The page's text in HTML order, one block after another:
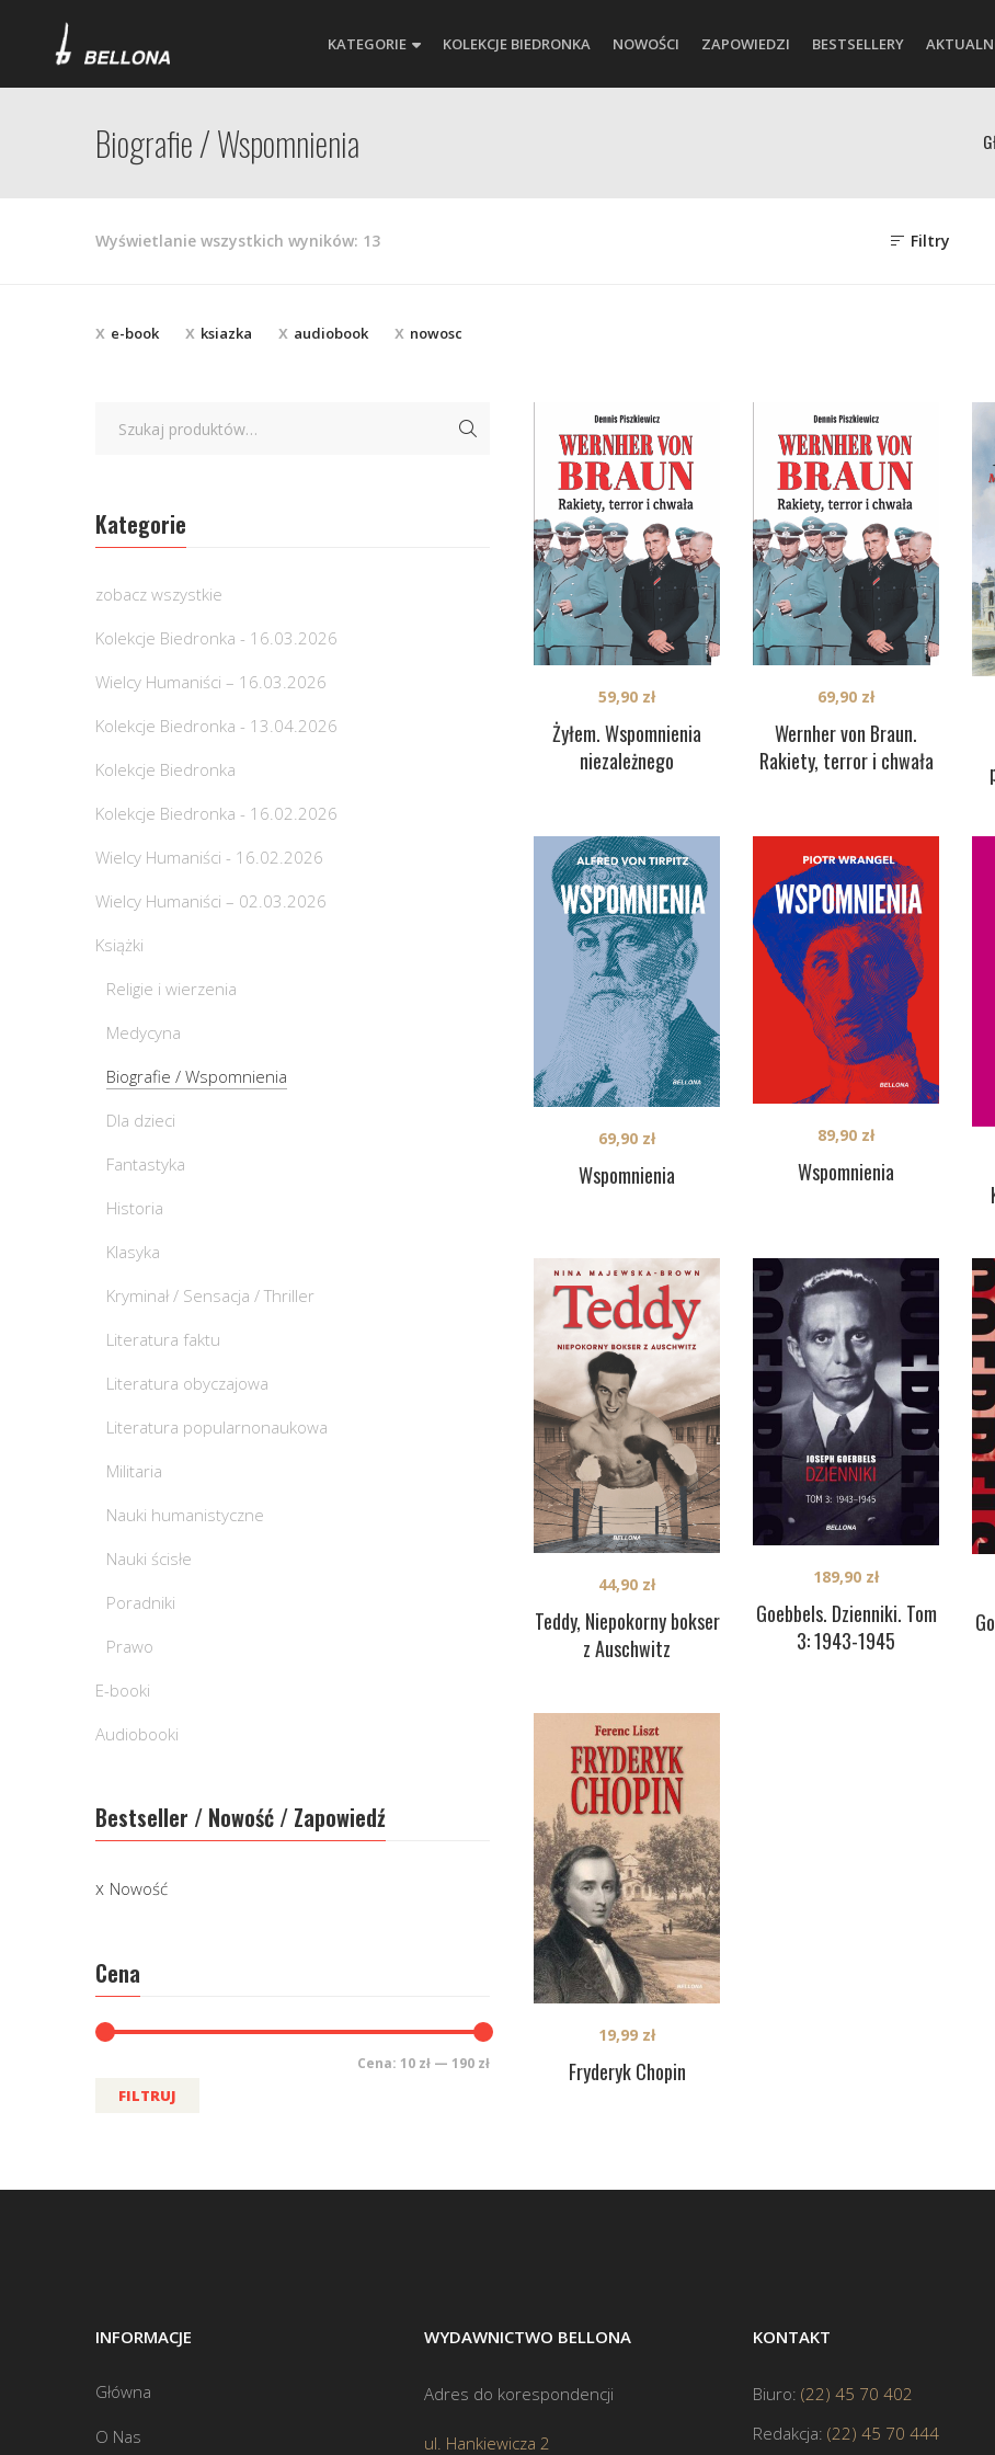
KATEGORIE KOLEKCJE BIEDRONKA NOWOŚCI ZAPOWIEDZI BESTSELLERY
Biografie / Wspomnienia
Wyświetlanie wszystkich wyników: 13Posortowane
Filtry
e-book ksiazka audiobook nowosc
Żyłem. Wspomnienia
niezależnego
59,90 zł
Wernher von Braun.
Rakiety, terror i chwała
69,90 zł
Wspomnienia
69,90 zł
Wspomnienia
89,90 zł
Teddy, Niepokorny bokser
z Auschwitz
44,90 zł
Goebbels. Dzienniki. Tom
3: 1943-1945
189,90 zł
Fryderyk Chopin
19,99 zł
Kategorie
zobacz wszystkie
Kolekcje Biedronka - 16.03.2026
Wielcy Humaniści – 16.03.2026
Kolekcje Biedronka - 13.04.2026
Kolekcje Biedronka
Kolekcje Biedronka - 16.02.2026
Wielcy Humaniści - 16.02.2026
Wielcy Humaniści – 02.03.2026
Książki
Religie i wierzenia
Medycyna
Biografie / Wspomnienia
Dla dzieci
Fantastyka
Historia
Klasyka
Kryminał / Sensacja / Thriller
Literatura faktu
Literatura obyczajowa
Literatura popularnonaukowa
Militaria
Nauki humanistyczne
Nauki ścisłe
Poradniki
Prawo
E-booki
Audiobooki
Bestseller / Nowość / Zapowiedź
Nowość
Cena
FILTRUJ
Cena: 10 zł — 190 zł
INFORMACJE
Główna
O Nas
WYDAWNICTWO BELLONA
Adres do korespondencji
ul. Hankiewicza 2
KONTAKT
Biuro: (22) 45 70 402
Redakcja: (22) 45 70 444